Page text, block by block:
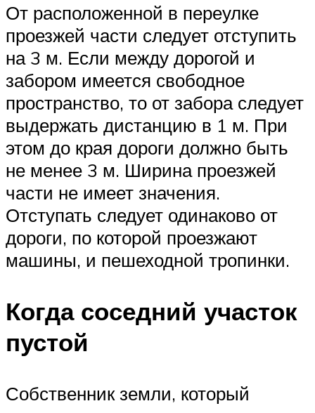
От расположенной в переулке
проезжей части следует отступить
на 3 м. Если между дорогой и
забором имеется свободное
пространство, то от забора следует
выдержать дистанцию в 1 м. При
этом до края дороги должно быть
не менее 3 м. Ширина проезжей
части не имеет значения.
Отступать следует одинаково от
дороги, по которой проезжают
машины, и пешеходной тропинки.
Когда соседний участок
пустой
Собственник земли, который